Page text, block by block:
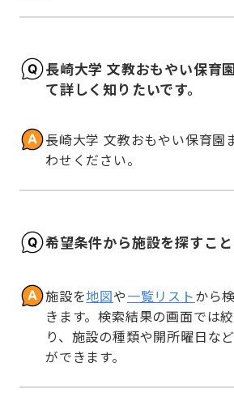
長崎大学 文教おもやい保育
て詳しく知りたいです。
長崎大学 文教おもやい保育園
わせください。
希望条件から施設を探すこ
施設を地図や一覧リストから
きます。検索結果の画面では
り、施設の種類や開所曜日な
ができます。